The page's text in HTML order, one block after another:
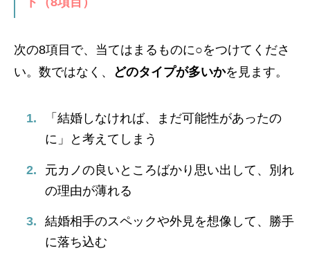
次の8項目で、当てはまるものに○をつけてくださ
い。数ではなく、 どのタイプが多いかを見ます。
「結婚しなければ、まだ可能性があったの
に」と考えてしまう
元カノの良いところばかり思い出して、別れ
の理由が薄れる
結婚相手のスペックや外見を想像して、勝手
に落ち込む